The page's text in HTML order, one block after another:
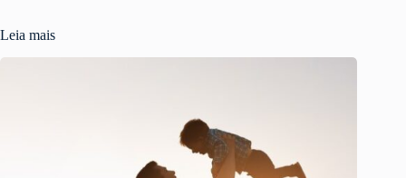
Leia mais